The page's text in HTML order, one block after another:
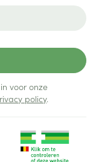
voor onze
policy.